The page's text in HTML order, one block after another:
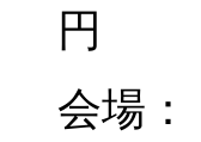
円
会場：